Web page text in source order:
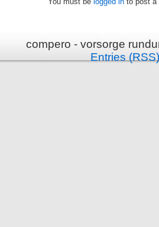
compero - vorsorge
Entries (RSS)